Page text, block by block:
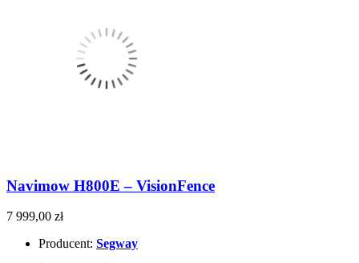
Navimow H800E – VisionFence
7 999,00 zł
Producent: Segway